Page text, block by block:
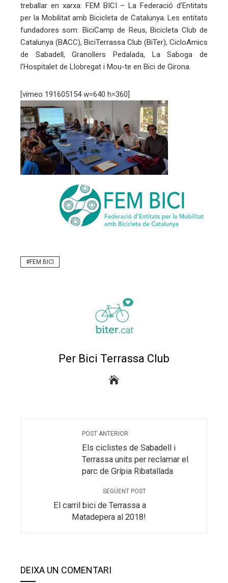
treballar en xarxa: FEM BICI – La Federació d’Entitats
per la Mobilitat amb Bicicleta de Catalunya. Les entitats
fundadores som: BiciCamp de Reus, Bicicleta Club de
Catalunya (BACC), BiciTerrassa Club (BiTer), CicloAmics
de Sabadell, Granollers Pedalada, La Saboga de
l’Hospitalet de Llobregat i Mou-te en Bici de Girona.
[vimeo 191605154 w=640 h=360]
FEM BICI
Per Bici Terrassa Club
POST ANTERIOR
Els ciclistes de Sabadell i
Terrassa units per reclamar el
parc de Grípia Ribatallada
SEGÜENT POST
El carril bici de Terrassa a
Matadepera al 2018!
DEIXA UN COMENTARI